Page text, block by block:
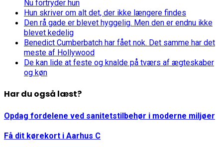
Nu fortryder hun
Hun skriver om alt det, der ikke længere findes
Den rå gade er blevet hyggelig. Men den er endnu ikke
blevet kedelig
Benedict Cumberbatch har fået nok. Det samme har det
meste af Hollywood
De kan lide at feste og knalde på tværs af ægteskaber
og køn
Har du også læst?
Opdag fordelene ved sanitetstilbehør i moderne miljøer
Få dit kørekort i Aarhus C